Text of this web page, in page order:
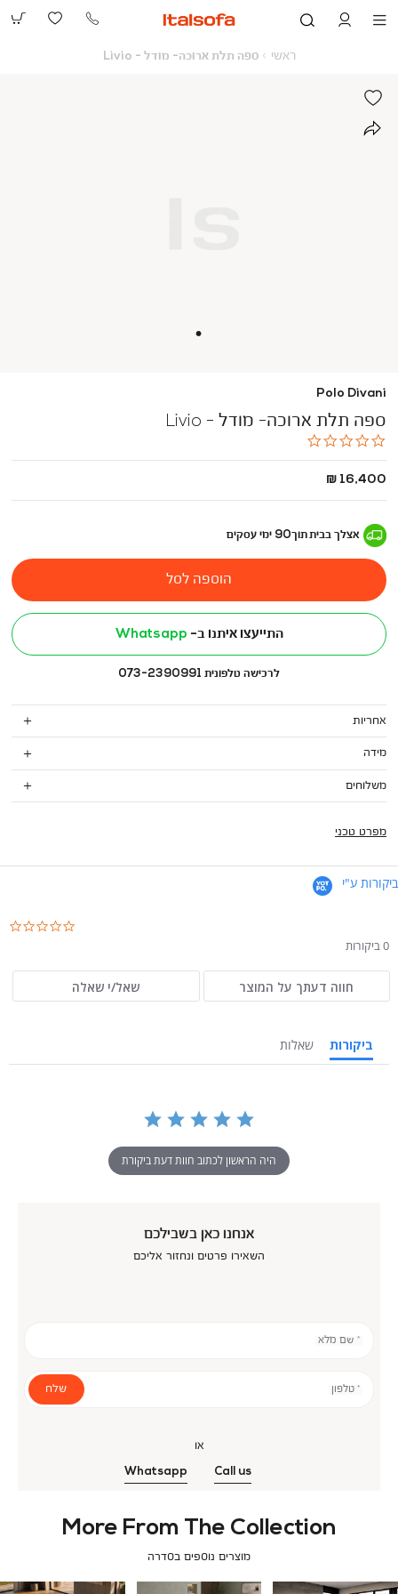
073-
ראשי ראשי
ספה תלת ארוכה- מודל - Livio
Polo Divani
ספה תלת ארוכה- מודל - Livio
החל
16,400 ₪
אצלך בביתתוך90 ימי עסקים
הוספה לסל
התייעצו איתנו ב- Whatsapp
לרכישה טלפונית 073-2390991
אחריות
מידה
משלוחים
מפרט טכני
ביקורות ע"י
0 ביקורות
חווה דעתך על המוצר שאל/י שאלה
ביקורות שאלות
היה הראשון לכתוב חוות דעת ביקורת
אנחנו כאן בשבילכם
השאירו פרטים ונחזור אליכם
* שם מלא
* טלפון שלח
או
Call us
Whatsapp
More From The Collection
מוצרים נוספים בסדרה